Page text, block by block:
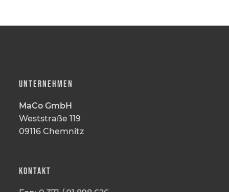
UNTERNEHMEN
MaCo GmbH
Weststraße 119
09116 Chemnitz
KONTAKT